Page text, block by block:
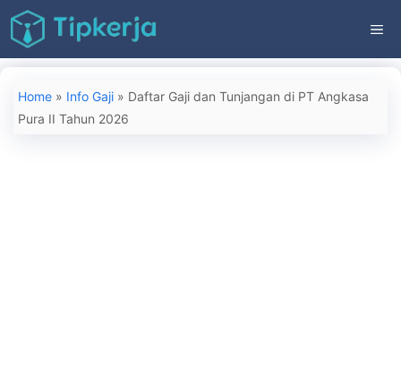
Langsung
ke
isi
Home » Info Gaji » Daftar Gaji dan Tunjangan di PT Angkasa
Pura II Tahun 2026